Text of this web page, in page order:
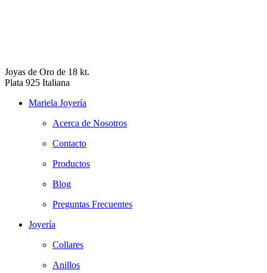
Joyas de Oro de 18 kt.
Plata 925 Italiana
Mariela Joyería
Acerca de Nosotros
Contacto
Productos
Blog
Preguntas Frecuentes
Joyería
Collares
Anillos